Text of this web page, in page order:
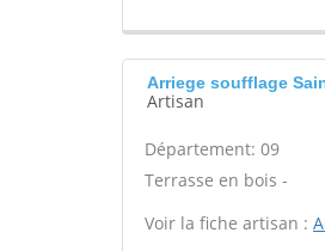
Arriege soufflage
Artisan
Département: 09
Terrasse en bois -
Voir la fiche artisan :